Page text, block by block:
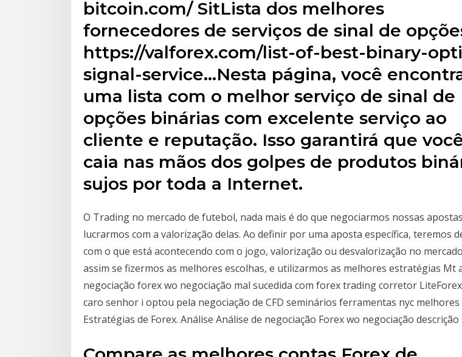
bitcoin.com/ SitLista dos melhores
fornecedores de serviços de sinal de
https://valforex.com/list-of-best-binary-
signal-service…Nesta página, você
uma lista com o melhor serviço de sinal de
opções binárias com excelente serviço ao
cliente e reputação. Isso garantirá que
caia nas mãos dos golpes de produtos
sujos por toda a Internet.
O Trading no mercado de futebol, nada mais é do que negociarmos nossas
lucrarmos com a valorização delas. Ao definir por uma aposta específica, teremos
com o que está acontecendo com o jogo, valorização ou desvalorização no
assim se fizermos as melhores escolhas, e utilizarmos as melhores estratégias Mt
negociação forex wo negociação mal sucedida com forex trading corretor
caro senhor i optou pela negociação de CFD seminários ferramentas nyc melhores
Estratégias de Forex. Análise Análise de negociação Forex wo negociação